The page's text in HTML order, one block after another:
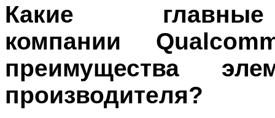
Какие
компании
преимущества
производителя?